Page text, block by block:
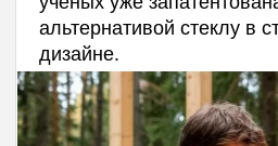
альтернативой стеклу в
дизайне.